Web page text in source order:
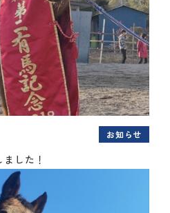
お知らせ
した！